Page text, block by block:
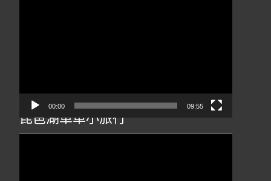
00:00 09:55
琵琶湖單車小旅行